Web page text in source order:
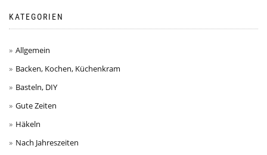
KATEGORIEN
Allgemein
Backen, Kochen, Küchenkram
Basteln, DIY
Gute Zeiten
Häkeln
Nach Jahreszeiten